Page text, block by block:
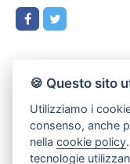
🍪 Questo sito
Utilizziamo i
consenso, anche
nellacookie policy
tecnologie